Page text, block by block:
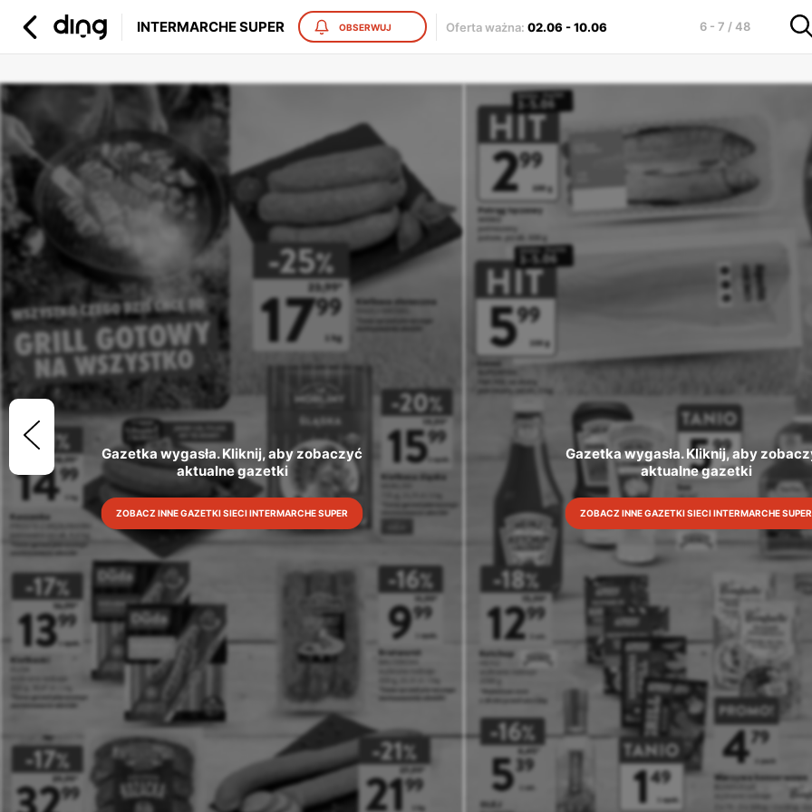
INTERMARCHE SUPER OBSERWUJ Oferta ważna: 02.06-10.06 6 - 7 / 48
Gazetka wygasła. Kliknij, aby zobaczyć
aktualne gazetki
ZOBACZ INNE GAZETKI SIECI INTERMARCHE SUPER
Gazetka wygasła. Kliknij, aby
aktualne gazetki
ZOBACZ INNE GAZETKI SIECI INTERMARCHE SUPER